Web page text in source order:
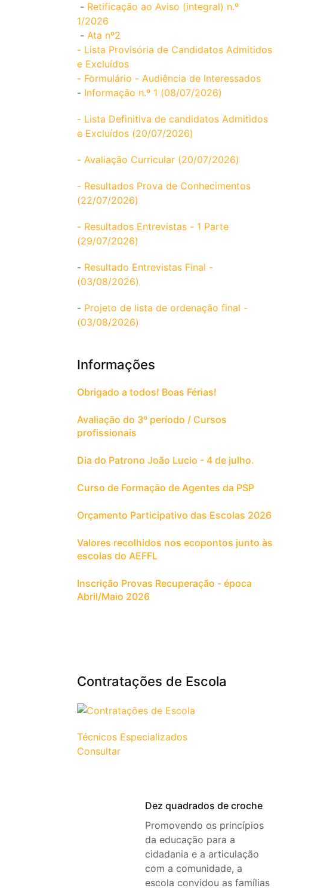
- Retificação ao Aviso (integral) n.º
1/2026
- Ata nº2
- Lista Provisória de Candidatos Admitidos
e Excluídos
- Formulário - Audiência de Interessados
- Informação n.º 1 (08/07/2026)
- Lista Definitiva de candidatos Admitidos
e Excluídos (20/07/2026)
- Avaliação Curricular (20/07/2026)
- Resultados Prova de Conhecimentos
(22/07/2026)
- Resultados Entrevistas - 1 Parte
(29/07/2026)
- Resultado Entrevistas Final -
(03/08/2026)
- Projeto de lista de ordenação final -
(03/08/2026)
Informações
Obrigado a todos! Boas Férias!
Avaliação do 3º período / Cursos
profissionais
Dia do Patrono João Lucio - 4 de julho.
Curso de Formação de Agentes da PSP
Orçamento Participativo das Escolas 2026
Valores recolhidos nos ecopontos junto às
escolas do AEFFL
Inscrição Provas Recuperação - época
Abril/Maio 2026
Contratações de Escola
Técnicos Especializados
Consultar
Dez quadrados de croche
Promovendo os princípios
da educação para a
cidadania e a articulação
com a comunidade, a
escola convidou as famílias